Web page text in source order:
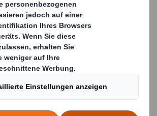
ist eine ganzheitliche
Optimierungs­potenziale in
Richtungen rund um die
und umzusetzen.
die gesamte Lieferkette hinweg
der von vielen Informations-,
über DELTA Packaging Servies.